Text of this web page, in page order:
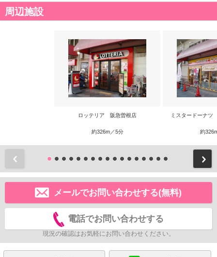
周辺施設
ロッテリア 阪急曽根店
約326m／5分
ミスタードーナ
約
メールでお問い合わせする(無料)
電話でお問い合わせする
現況の確認はお気軽にお問い合わせください。